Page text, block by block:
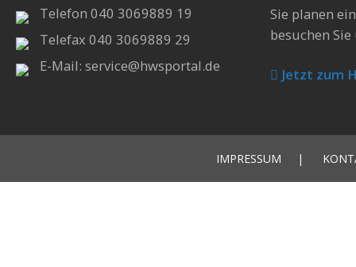
Telefon 040 3069889 19
Telefax 040 3069889 29
E-Mail: service@hwsportal.de
Sie planen
besuchen
Jetzt zum
IMPRESSUM